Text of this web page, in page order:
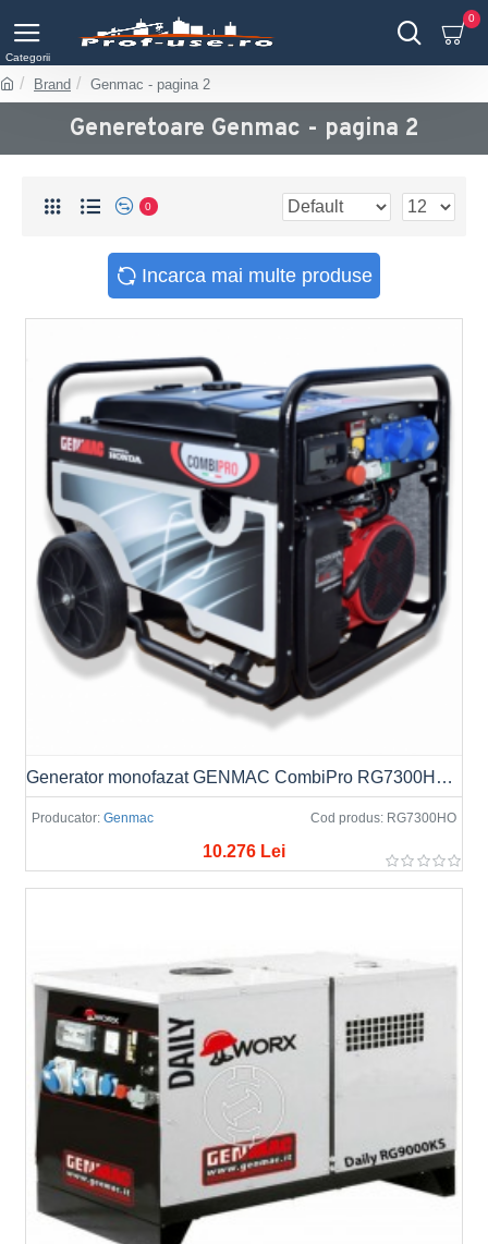
0
Brand Genmac - pagina 2
Generetoare Genmac - pagina 2
0
Incarca mai multe produse
Producator: Genmac Cod produs: RG7300HO
Generator monofazat GENMAC CombiPro RG7300HO Putere max. 6.4kW/7.1kVA
10.276 Lei